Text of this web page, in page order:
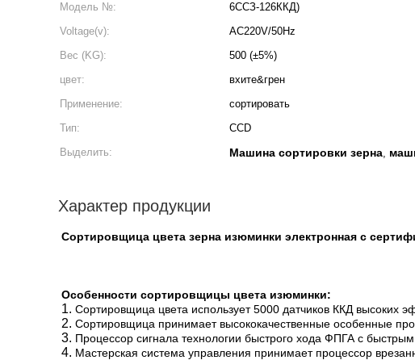
Модель №: 6ССЗ-126ККД)
Voltage(v):
AC220V/50Hz
Вес (KG):
500 (±5%)
цвет:
вхите&грен
Применение:
сортировать
Тип:
CCD
Выделить:
Машина сортировки зерна,
Характер продукции
Сортировщица цвета зерна изюминки электронная с
Особенности сортировщицы цвета изюминки:
1. Сортировщица цвета использует 5000 датчиков ККД высоких
2. Сортировщица принимает высококачественные особенные
3. Процессор сигнала технологии быстрого хода ФПГА с
4. Мастерская система управления принимает процессор